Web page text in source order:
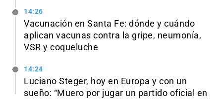
14:26
Vacunación en Santa Fe: dónde y cuándo
aplican vacunas contra la gripe, neumonía,
VSR y coqueluche
14:24
Luciano Steger, hoy en Europa y con un
sueño: “Muero por jugar un partido oficial en